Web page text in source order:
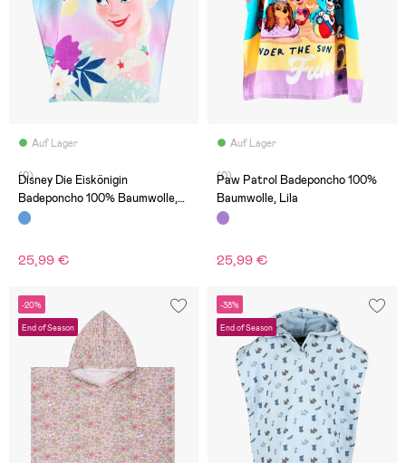
Auf Lager
(0)
Disney Die Eiskönigin
Badeponcho 100% Baumwolle,
Blau
25,99 €
Auf Lager
(0)
Paw Patrol Badeponcho 100%
Baumwolle, Lila
25,99 €
-20%
End of Season
-38%
End of Season